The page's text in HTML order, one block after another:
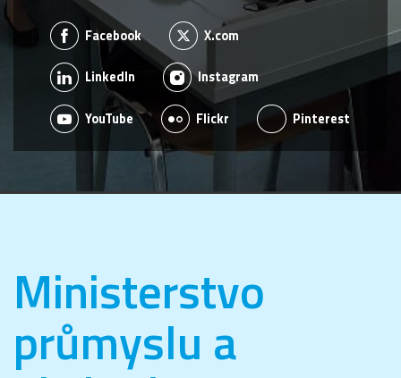
Facebook X.com
LinkedIn Instagram
YouTube Flickr Pinterest
Ministerstvo
průmyslu a